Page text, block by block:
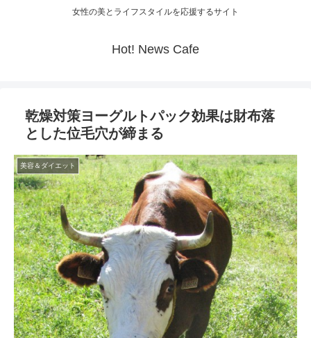
女性の美とライフスタイルを応援するサイト
Hot! News Cafe
乾燥対策ヨーグルトパック効果は財布落
とした位毛穴が締まる
美容＆ダイエット